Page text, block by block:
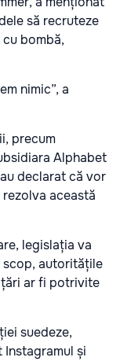
să recruteze
bombă,
nimic”, a
precum
Alphabet
declarat că vor
această
legislația va
scop, autoritățile
ar fi potrivite
suedeze,
Instagramul și